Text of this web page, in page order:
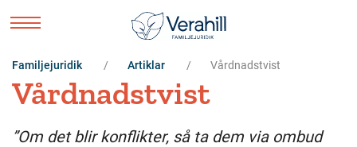
Familjejuridik Artiklar Vårdnadstvist
Vårdnadstvist
”Om det blir konflikter, så ta dem via ombud